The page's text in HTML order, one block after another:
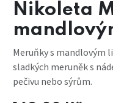
Nikoleta
Meruňky s mandlovým
sladkých meruněk s
pečivu nebo sýrům.